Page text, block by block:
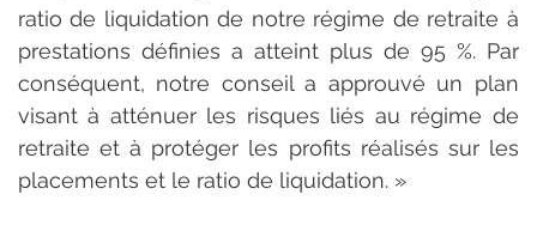
ratio de liquidation de notre régime de retraite à
prestations définies a atteint plus de 95 %. Par
conséquent, notre conseil a approuvé un plan
visant à atténuer les risques liés au régime de
retraite et à protéger les profits réalisés sur les
placements et le ratio de liquidation. »